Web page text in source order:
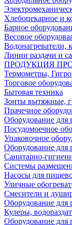
Хлебопекарное и
Барное
Весовое
Водонагреватели,
Линии раздачи и
ПРОДУКЦИЯ
Термометры,
Торговое
Бытовая техника
Зонты вытяжные,
Прачечное
Оборудование для
Посудомоечное
Упаковочное
Оборудование для
Санитарно-
Системы
Насосы для
Уличные
Смесители и
Оборудование для
Кулеры,
Оборудование для